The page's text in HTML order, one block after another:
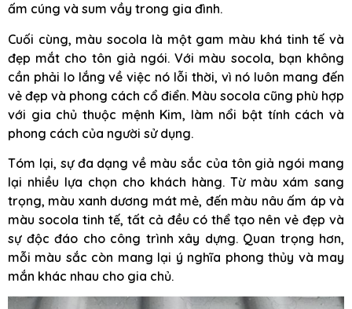
ấm cúng và sum vầy trong gia đình.
Cuối cùng, màu socola là một gam màu khá tinh tế và
đẹp mắt cho tôn giả ngói. Với màu socola, bạn không
cần phải lo lắng về việc nó lỗi thời, vì nó luôn mang đến
vẻ đẹp và phong cách cổ điển. Màu socola cũng phù hợp
với gia chủ thuộc mệnh Kim, làm nổi bật tính cách và
phong cách của người sử dụng.
Tóm lại, sự đa dạng về màu sắc của tôn giả ngói mang
lại nhiều lựa chọn cho khách hàng. Từ màu xám sang
trọng, màu xanh dương mát mẻ, đến màu nâu ấm áp và
màu socola tinh tế, tất cả đều có thể tạo nên vẻ đẹp và
sự độc đáo cho công trình xây dựng. Quan trọng hơn,
mỗi màu sắc còn mang lại ý nghĩa phong thủy và may
mắn khác nhau cho gia chủ.